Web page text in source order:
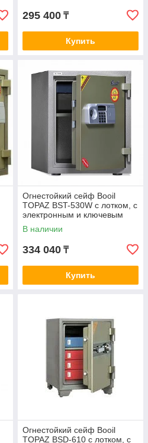
295 400 ₸
Купить
Огнестойкий сейф Booil
TOPAZ BST-530W с лотком, с
электронным и ключевым
замками
В наличии
334 040 ₸
Купить
Огнестойкий сейф Booil
TOPAZ BSD-610 с лотком, с